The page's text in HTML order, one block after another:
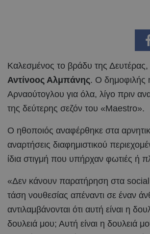
Καλεσμένος το βράδυ της
Αντίνοος Αλμπάνης. Ο δημοφιλής
Αρναούτογλου για όλα, λίγο πριν
της δεύτερης σεζόν του «Maestro».
Ο ηθοποιός αναφέρθηκε στα
αναρτήσεις διαφημιστικού
ίδια στιγμή που υπήρχαν φωτιές ή
«Δεν κάνουν παρατήρηση στα social
τάση νουθεσίας απέναντι σε έναν
αντιλαμβάνονται ότι αυτή είναι η
δουλειά μου; Αυτή είναι η δουλειά